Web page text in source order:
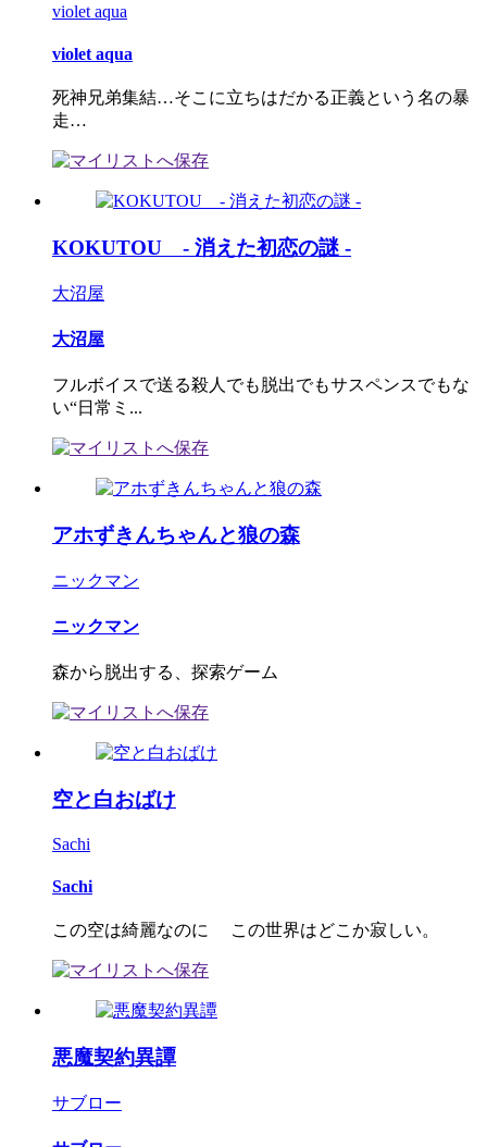
violet aqua
violet aqua
死神兄弟集結…そこに立ちはだかる正義という名の暴
走…
KOKUTOU - 消えた初恋の謎 -
大沼屋
大沼屋
フルボイスで送る殺人でも脱出でもサスペンスでもな
い“日常ミ...
アホずきんちゃんと狼の森
ニックマン
ニックマン
森から脱出する、探索ゲーム
空と白おばけ
Sachi
Sachi
この空は綺麗なのに この世界はどこか寂しい。
悪魔契約異譚
サブロー